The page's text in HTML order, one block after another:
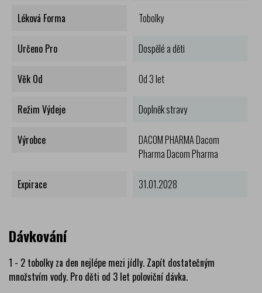
Léková Forma Tobolky
Určeno Pro Dospělé a děti
Věk Od Od 3 let
Režim Výdeje Doplněk stravy
Výrobce
DACOM PHARMA Dacom
Pharma Dacom Pharma
Expirace 31.01.2028
Dávkování
1 - 2 tobolky za den nejlépe mezi jídly. Zapít dostatečným
množstvím vody. Pro děti od 3 let poloviční dávka.